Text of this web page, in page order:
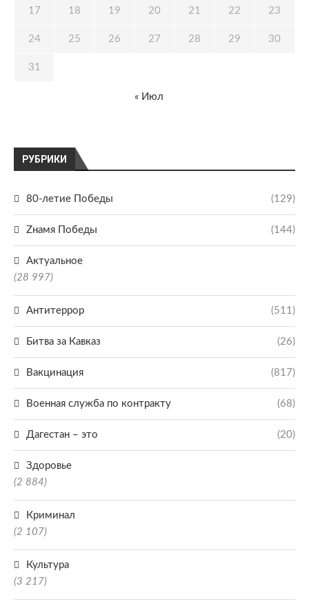
РУБРИКИ
80-летие Победы (129)
Zнамя Победы (144)
Актуальное
(28 997)
Антитеррор (511)
Битва за Кавказ (26)
Вакцинация (817)
Военная служба по контракту (68)
Дагестан – это (20)
Здоровье
(2 884)
Криминал
(2 107)
Культура
(3 217)
17 18 19 20 21 22 23
24 25 26 27 28 29 30
31
« Июл